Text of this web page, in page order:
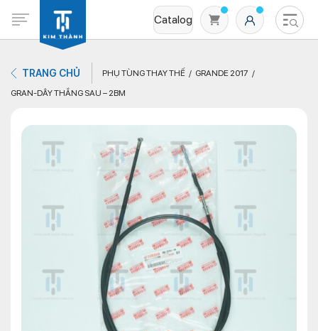
Catalog
Không có sản phẩm nào trong giỏ hàng
TRANG CHỦ PHỤ TÙNG THAY THẾ
GRANDE 2017
GRAN-DÂY THẮNG SAU – 2BM